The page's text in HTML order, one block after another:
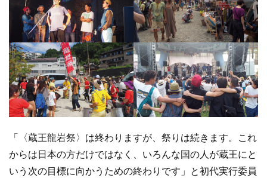
「〈蔵王龍岩祭〉は終わりますが、祭りは続きます。これ
からは日本の方だけではなく、いろんな国の人が蔵王にと
いう次の目標に向かうための終わりです」と初代実行委員